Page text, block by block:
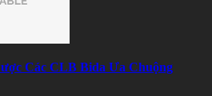
Các CLB Bida Ưa Chuộng